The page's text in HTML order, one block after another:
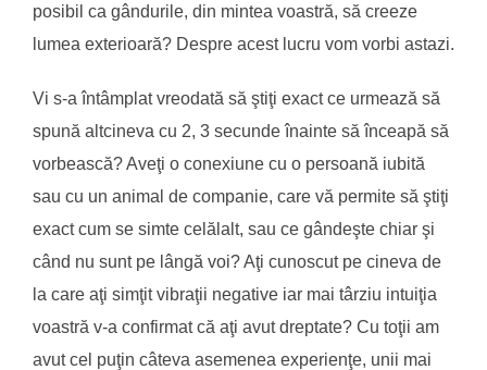
posibil ca gândurile, din mintea voastră, să creeze
lumea exterioară? Despre acest lucru vom vorbi astazi.
Vi s-a întâmplat vreodată să ştiţi exact ce urmează să
spună altcineva cu 2, 3 secunde înainte să înceapă să
vorbească? Aveţi o conexiune cu o persoană iubită
sau cu un animal de companie, care vă permite să ştiţi
exact cum se simte celălalt, sau ce gândeşte chiar şi
când nu sunt pe lângă voi? Aţi cunoscut pe cineva de
la care aţi simţit vibraţii negative iar mai târziu intuiţia
voastră v-a confirmat că aţi avut dreptate? Cu toţii am
avut cel puţin câteva asemenea experienţe, unii mai